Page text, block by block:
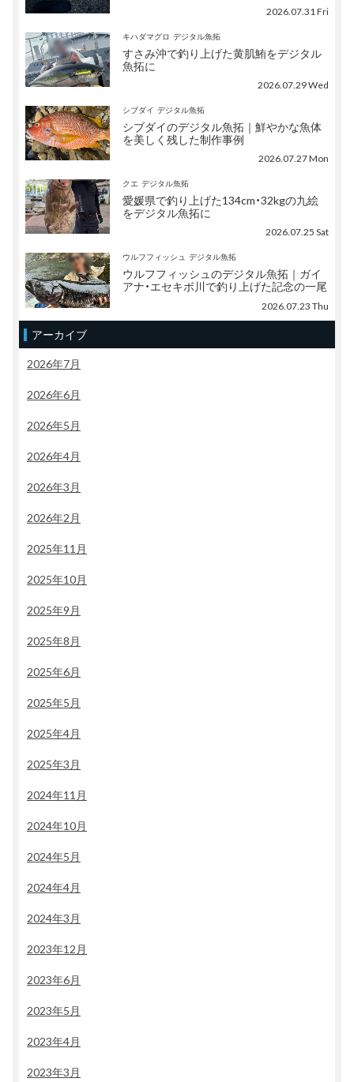
2026.07.31 Fri
キハダマグロ デジタル魚拓
すさみ沖で釣り上げた黄肌鮪をデジタル
魚拓に
2026.07.29 Wed
シブダイ デジタル魚拓
シブダイのデジタル魚拓｜鮮やかな魚体
を美しく残した制作事例
2026.07.27 Mon
クエ デジタル魚拓
愛媛県で釣り上げた134cm・32kgの九絵
をデジタル魚拓に
2026.07.25 Sat
ウルフフィッシュ デジタル魚拓
ウルフフィッシュのデジタル魚拓｜ガイ
アナ・エセキボ川で釣り上げた記念の一尾
2026.07.23 Thu
アーカイブ
2026年7月
2026年6月
2026年5月
2026年4月
2026年3月
2026年2月
2025年11月
2025年10月
2025年9月
2025年8月
2025年6月
2025年5月
2025年4月
2025年3月
2024年11月
2024年10月
2024年5月
2024年4月
2024年3月
2023年12月
2023年6月
2023年5月
2023年4月
2023年3月